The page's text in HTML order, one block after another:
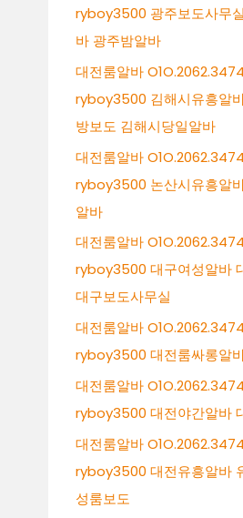
ryboy3500 광주보도사무
바 광주밤알바
대전룸알바
ryboy3500 김해시유흥알
방보도 김해시당일알바
대전룸알바
ryboy3500 논산시유흥알
알바
대전룸알바
ryboy3500 대구여성알바
대구보도사무실
대전룸알바
ryboy3500 대전룸싸롱알
대전룸알바
ryboy3500 대전야간알바
대전룸알바
ryboy3500 대전유흥알바
성룸보도